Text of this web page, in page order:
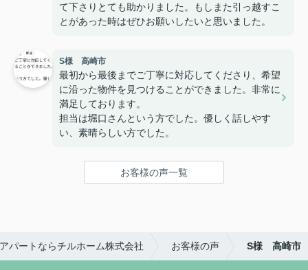
て下さりとても助かりました。もしまた引っ越すこ
とがあった時はぜひお願いしたいと思いました。
S様 高崎市
最初から最後までご丁寧に対応してくださり、希望
に沿った物件を見つけることができました。非常に
満足しております。
担当は堀口さんという方でした。優しく話しやす
い、素晴らしい方でした。
お客様の声一覧
パートならチルホーム株式会社 お客様の声 S様 高崎市